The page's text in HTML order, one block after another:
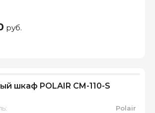
руб.
шкаф POLAIR CM-110-S
Polair